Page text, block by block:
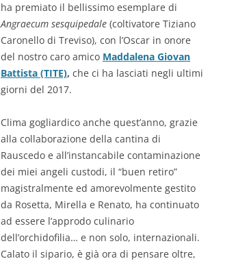
ha premiato il bellissimo esemplare di
Angraecum sesquipedale (coltivatore Tiziano
Caronello di Treviso), con l’Oscar in onore
del nostro caro amico Maddalena Giovan
Battista (TITE), che ci ha lasciati negli ultimi
giorni del 2017.
Clima gogliardico anche quest’anno, grazie
alla collaborazione della cantina di
Rauscedo e all’instancabile contaminazione
dei miei angeli custodi, il “buen retiro”
magistralmente ed amorevolmente gestito
da Rosetta, Mirella e Renato, ha continuato
ad essere l’approdo culinario
dell’orchidofilia… e non solo, internazionali.
Calato il sipario, è già ora di pensare oltre,